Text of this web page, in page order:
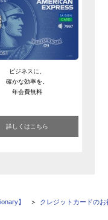
ビジネスに、
確かな効率を。
年会費無料
詳しくはこちら
】 クレジットカードの